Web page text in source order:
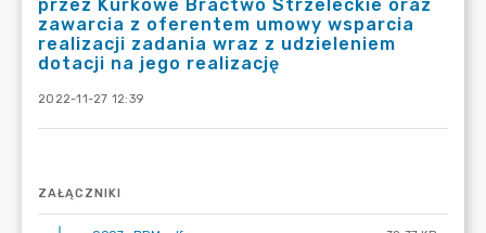
przez Kurkowe Bractwo Strzeleckie oraz
zawarcia z oferentem umowy wsparcia
realizacji zadania wraz z udzieleniem
dotacji na jego realizację
2022-11-27 12:39
ZAŁĄCZNIKI